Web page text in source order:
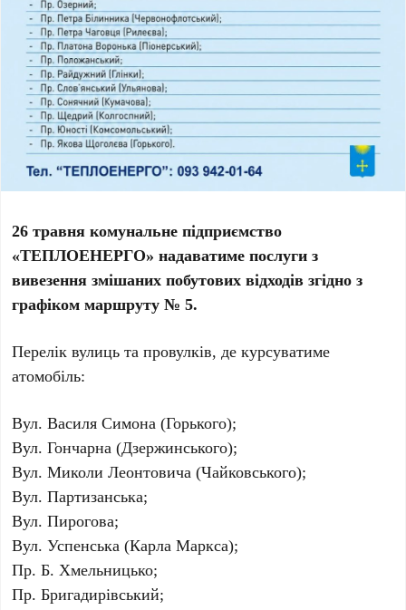
26 травня комунальне підприємство
«ТЕПЛОЕНЕРГО» надаватиме послуги з
вивезення змішаних побутових відходів згідно з
графіком маршруту № 5.
Перелік вулиць та провулків, де курсуватиме
атомобіль:
Вул. Василя Симона (Горького);
Вул. Гончарна (Дзержинського);
Вул. Миколи Леонтовича (Чайковського);
Вул. Партизанська;
Вул. Пирогова;
Вул. Успенська (Карла Маркса);
Пр. Б. Хмельницько;
Пр. Бригадирівський;